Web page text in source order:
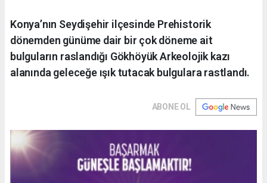
Konya’nın Seydişehir ilçesinde Prehistorik
dönemden günüme dair bir çok döneme ait
bulguların raslandığı Gökhöyük Arkeolojik kazı
alanında geleceğe ışık tutacak bulgulara rastlandı.
ABONE OL